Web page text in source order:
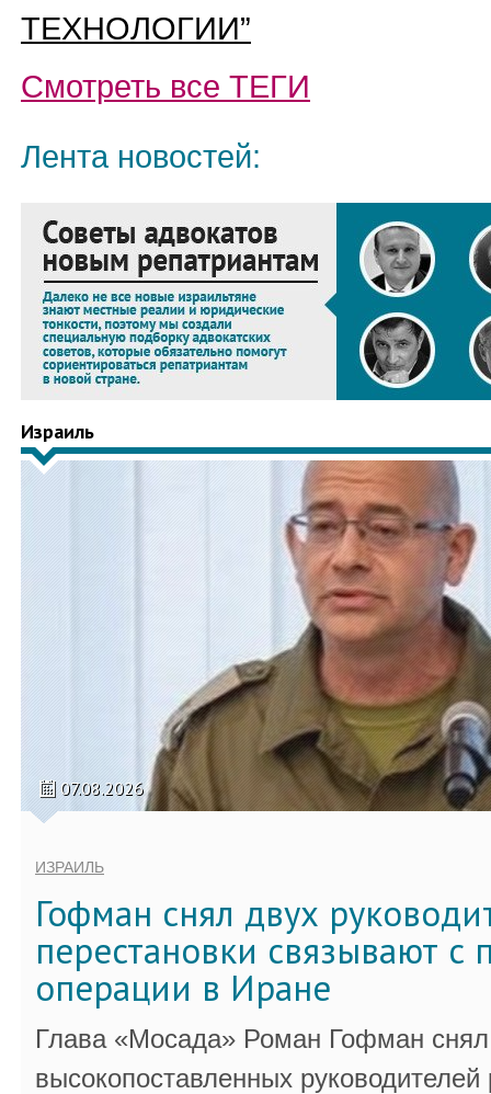
ТЕХНОЛОГИИ”
Смотреть все ТЕГИ
Лента новостей:
Израиль
07.08.2026
ИЗРАИЛЬ
Гофман снял двух
перестановки связывают с
операции в Иране
Глава «Мосада» Роман Гофман снял
высокопоставленных